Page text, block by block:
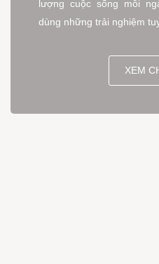
lượng cuộc sống mỗi
dùng những trải nghiệm
XEM